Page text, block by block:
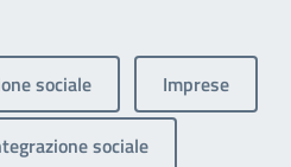
sociale Imprese
sociale